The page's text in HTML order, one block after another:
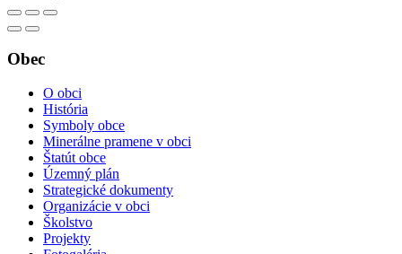
Obec
O obci
História
Symboly obce
Minerálne pramene v obci
Štatút obce
Územný plán
Strategické dokumenty
Organizácie v obci
Školstvo
Projekty